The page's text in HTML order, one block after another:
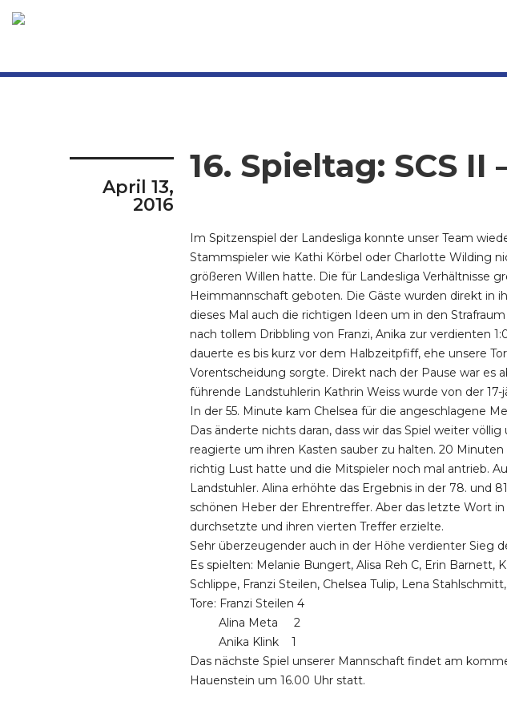
April 13,
2016
16. Spieltag: SCS
Im Spitzenspiel der Landesliga konnte unser Team
Stammspieler wie Kathi Körbel oder Charlotte Wilding
größeren Willen hatte. Die für Landesliga Verhältnisse
Heimmannschaft geboten. Die Gäste wurden direkt in
dieses Mal auch die richtigen Ideen um in den
nach tollem Dribbling von Franzi, Anika zur verdienten
dauerte es bis kurz vor dem Halbzeitpfiff, ehe unsere
Vorentscheidung sorgte. Direkt nach der Pause war es
führende Landstuhlerin Kathrin Weiss wurde von der
In der 55. Minute kam Chelsea für die angeschlagene
Das änderte nichts daran, dass wir das Spiel weiter
reagierte um ihren Kasten sauber zu halten. 20
richtig Lust hatte und die Mitspieler noch mal antrieb.
Landstuhler. Alina erhöhte das Ergebnis in der 78. und
schönen Heber der Ehrentreffer. Aber das letzte Wort
durchsetzte und ihren vierten Treffer erzielte.
Sehr überzeugender auch in der Höhe verdienter Sieg
Es spielten: Melanie Bungert, Alisa Reh C, Erin Barnett,
Schlippe, Franzi Steilen, Chelsea Tulip, Lena
Tore: Franzi Steilen 4
Alina Meta 2
Anika Klink 1
Das nächste Spiel unserer Mannschaft findet am
Hauenstein um 16.00 Uhr statt.